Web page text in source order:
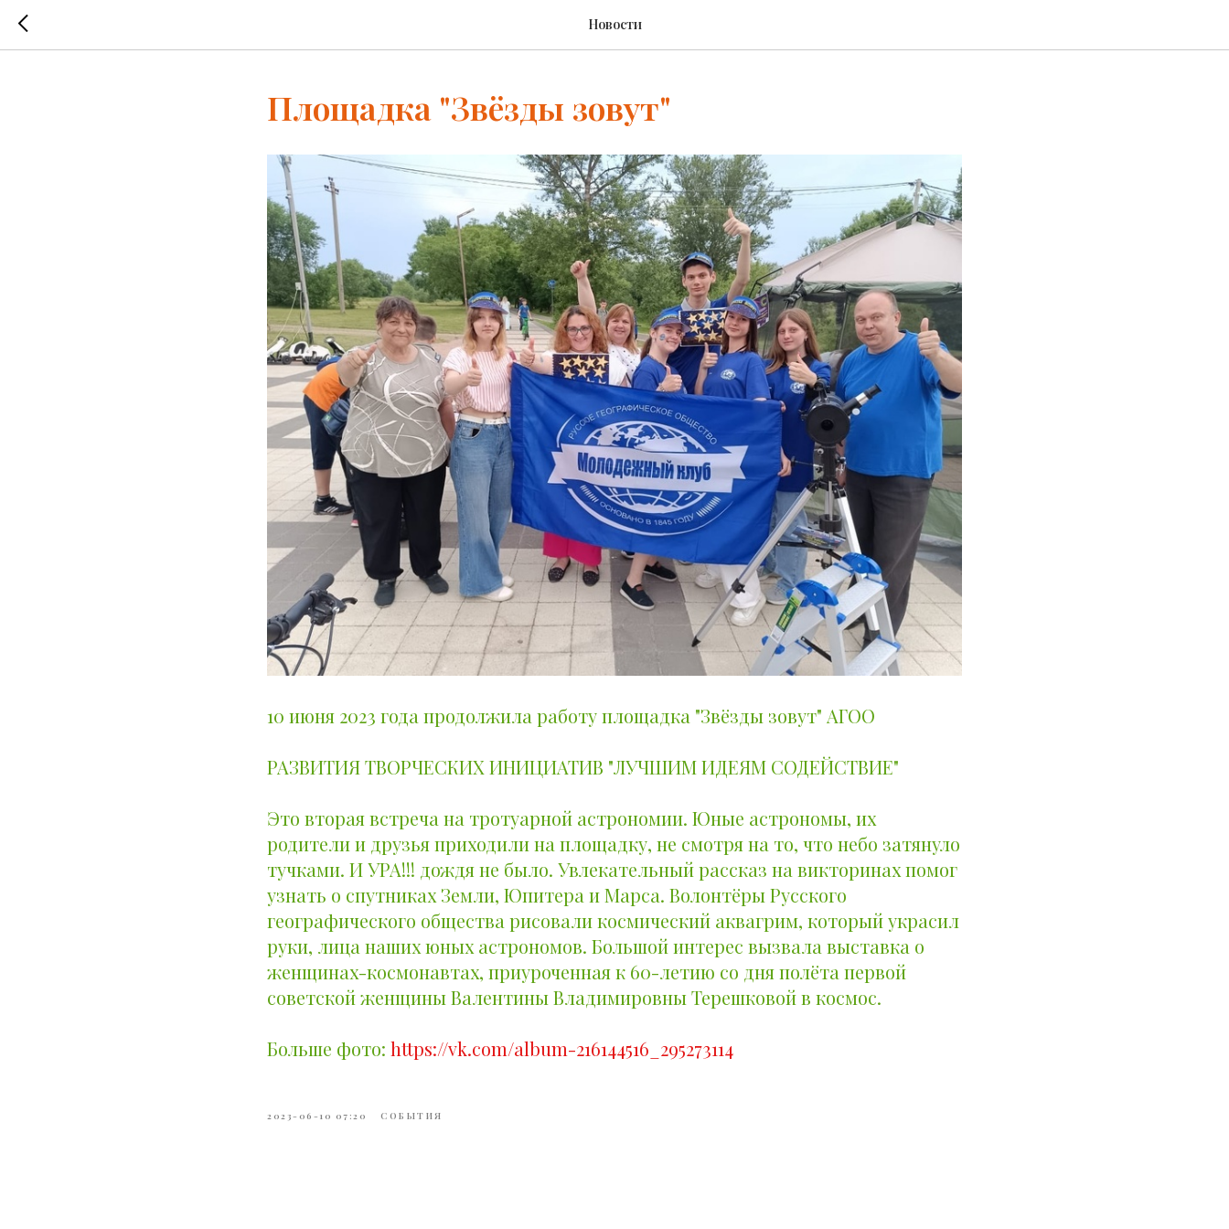
Новости
Площадка "Звёзды зовут"
10 июня 2023 года продолжила работу площадка "Звёзды зовут" АГОО
РАЗВИТИЯ ТВОРЧЕСКИХ ИНИЦИАТИВ "ЛУЧШИМ ИДЕЯМ СОДЕЙСТВИЕ"
Это вторая встреча на тротуарной астрономии. Юные астрономы, их
родители и друзья приходили на площадку, не смотря на то, что небо затянуло
тучками. И УРА!!! дождя не было. Увлекательный рассказ на викторинах помог
узнать о спутниках Земли, Юпитера и Марса. Волонтёры Русского
географического общества рисовали космический аквагрим, который украсил
руки, лица наших юных астрономов. Большой интерес вызвала выставка о
женщинах-космонавтах, приуроченная к 60-летию со дня полёта первой
советской женщины Валентины Владимировны Терешковой в космос.
Больше фото: https://vk.com/album-216144516_295273114
2023-06-10 07:20 СОБЫТИЯ